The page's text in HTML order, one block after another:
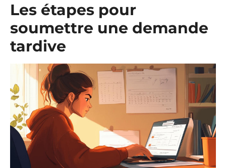
Les étapes pour
soumettre une demande
tardive